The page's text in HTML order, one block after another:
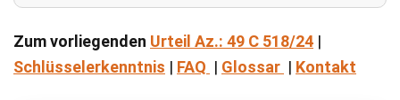
Zum vorliegenden Urteil Az.: 49 C 518/24 |
Schlüsselerkenntnis | FAQ | Glossar | Kontakt